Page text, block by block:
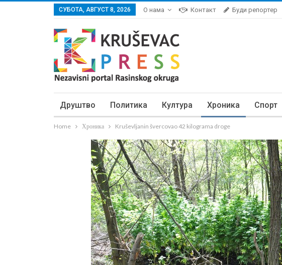
СУБОТА, АВГУСТ 8, 2026 О нама Контакт Буди репортер
Друштво Политика Култура Хроника Спорт
Home Хроника Kruševljanin švercovao 42 kilograma droge